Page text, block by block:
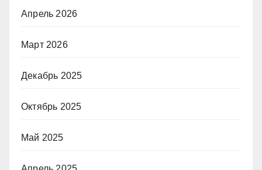
Апрель 2026
Март 2026
Декабрь 2025
Октябрь 2025
Май 2025